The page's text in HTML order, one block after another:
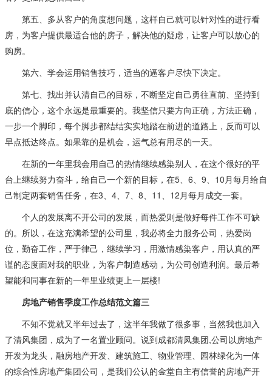
第五、多从客户的角度想问题，这样自己就可以针对性的进行看
房，为客户提供最适合他的房子，解决他的疑虑，让客户可以放心的
购房。
第六、学会运用销售技巧，适当的逼客户尽快下决定。
第七、找出并认清自己的目标，不断坚定自己勇往直前、坚持到
底的信心，这个永远是最重要的。我坚信只要方向正确，方法正确，
一步一个脚印，每个脚步都结结实实地踏在前进的道路上，反而可以
早点抵达终点。如果靠的是机会，运气总有用尽的一天。
在新的一年里我会用自己的热情继续感染别人，在这个很好的平
台上继续努力奋斗，给自己一个新的目标，在5、6、9、10月每月给自
己制定两套销售任务，在3、4、7、8、11、12月每月成交一套。
个人的发展离不开公司的发展，而热爱则是做好每件工作不可缺
的。所以，在这充满希望的公司里，我必将全力服务公司，热爱岗
位，勤奋工作，严于律己，继续学习，用激情感染客户，用认真的严
谨的态度面对我的职业，为客户制造感动，为公司创造利润。最后希
望能和同事在新的一年里业绩更上一层楼!
房地产销售季度工作总结范文篇三
不知不觉就又半年过去了，这半年我做了很多事，当然我也加入
了清风集团，成为了一名置业顾问。说到成都清凤集团,公司以房地产
开发为龙头，融房地产开发、建筑施工、物业管理、园林绿化为一体
的综合性房地产集团公司，是我们公认的金堂自主有信誉的房地产开